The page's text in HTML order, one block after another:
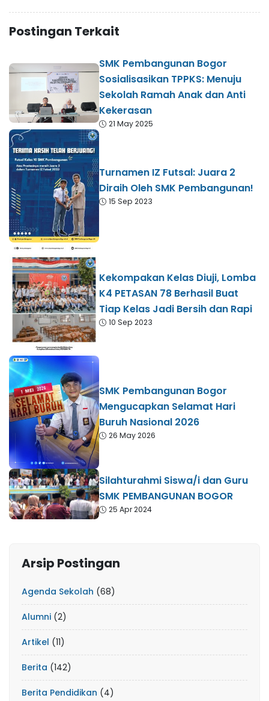
Postingan Terkait
SMK Pembangunan Bogor
Sosialisasikan TPPKS: Menuju
Sekolah Ramah Anak dan Anti
Kekerasan
21 May 2025
Turnamen IZ Futsal: Juara 2
Diraih Oleh SMK Pembangunan!
15 Sep 2023
Kekompakan Kelas Diuji, Lomba
K4 PETASAN 78 Berhasil Buat
Tiap Kelas Jadi Bersih dan Rapi
10 Sep 2023
SMK Pembangunan Bogor
Mengucapkan Selamat Hari
Buruh Nasional 2026
26 May 2026
Silahturahmi Siswa/i dan Guru
SMK PEMBANGUNAN BOGOR
25 Apr 2024
Arsip Postingan
Agenda Sekolah (68)
Alumni (2)
Artikel (11)
Berita (142)
Berita Pendidikan (4)